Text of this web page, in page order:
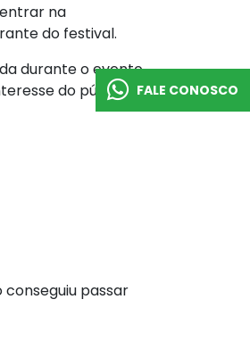
na
do festival.
durante o evento.
do público
passar
FALE CONOSCO